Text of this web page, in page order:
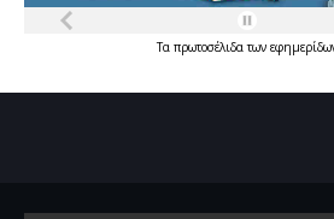
Τα πρωτοσέλιδατων